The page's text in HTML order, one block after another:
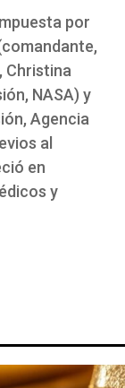
por
Christina
NASA) y
Agencia
al
en
y